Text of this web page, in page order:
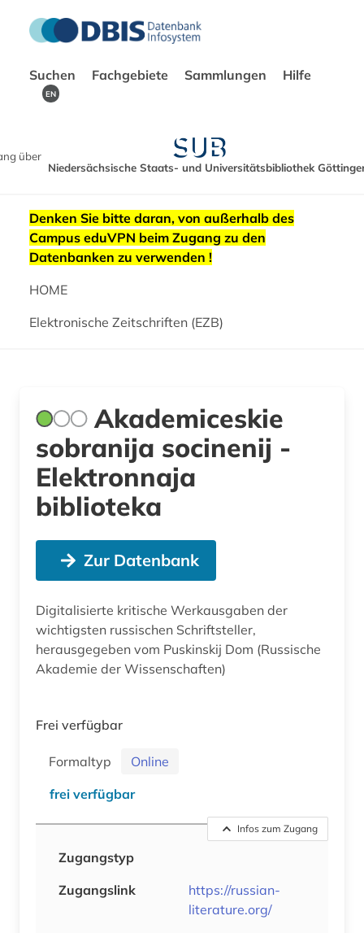
Suchen Fachgebiete Sammlungen Hilfe
EN
über
Niedersächsische Staats- und Universitätsbibliothek
Denken Sie bitte daran, von außerhalb des
Campus eduVPN beim Zugang zu den
Datenbanken zu verwenden !
HOME
Elektronische Zeitschriften (EZB)
Akademiceskie
sobranija socinenij -
Elektronnaja
biblioteka
Zur Datenbank
Digitalisierte kritische Werkausgaben der
wichtigsten russischen Schriftsteller,
herausgegeben vom Puskinskij Dom (Russische
Akademie der Wissenschaften)
Frei verfügbar
Formaltyp
Online
frei verfügbar
Infos zum Zugang
Zugangstyp
Zugangslink
https://russian-
literature.org/